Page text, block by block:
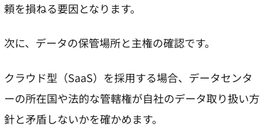
頼を損ねる要因となります。
次に、データの保管場所と主権の確認です。
クラウド型（SaaS）を採用する場合、データセンタ
ーの所在国や法的な管轄権が自社のデータ取り扱い方
針と矛盾しないかを確かめます。